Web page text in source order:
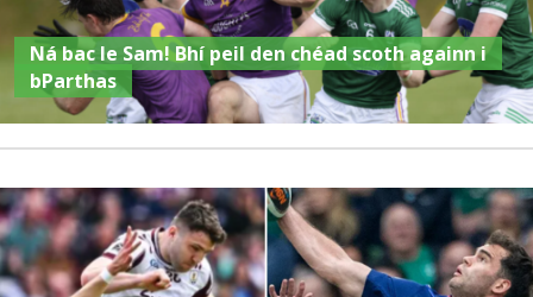
Ná bac le Sam! Bhí peil den chéad scoth againn i
bParthas